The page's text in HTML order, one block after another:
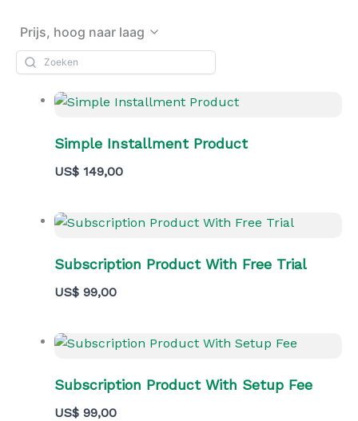
Prijs, hoog naar laag
Simple Installment Product
US$ 149,00
Subscription Product With Free Trial
US$ 99,00
Subscription Product With Setup Fee
US$ 99,00